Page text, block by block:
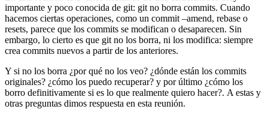
importante y poco conocida de git: git no borra commits. Cuando
hacemos ciertas operaciones, como un commit –amend, rebase o
resets, parece que los commits se modifican o desaparecen. Sin
embargo, lo cierto es que git no los borra, ni los modifica: siempre
crea commits nuevos a partir de los anteriores.
Y si no los borra ¿por qué no los veo? ¿dónde están los commits
originales? ¿cómo los puedo recuperar? y por último ¿cómo los
borro definitivamente si es lo que realmente quiero hacer?. A estas y
otras preguntas dimos respuesta en esta reunión.